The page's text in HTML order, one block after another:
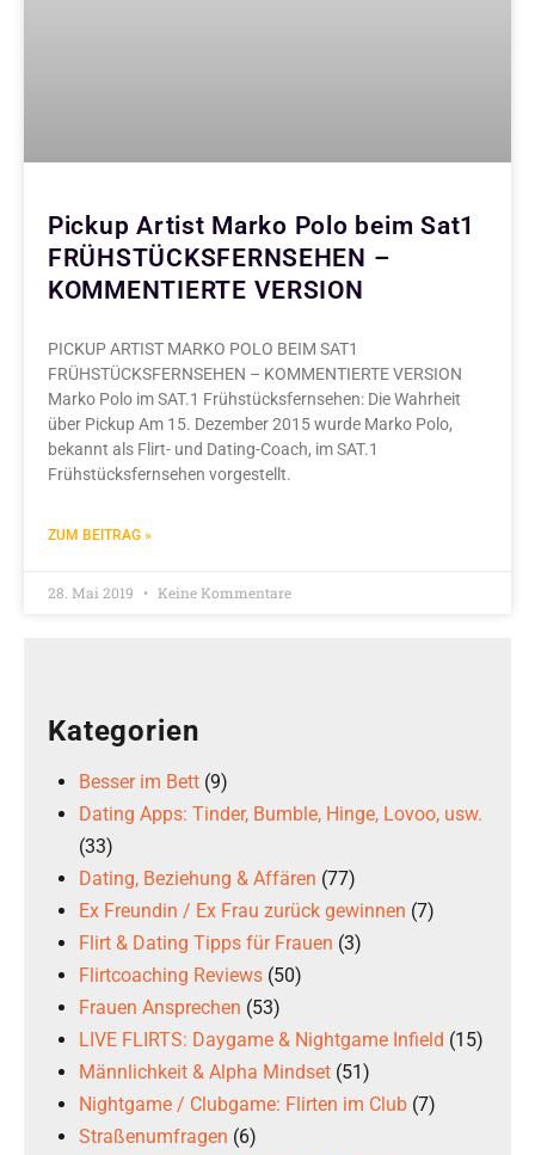
Pickup Artist Marko Polo beim Sat1
FRÜHSTÜCKSFERNSEHEN –
KOMMENTIERTE VERSION
PICKUP ARTIST MARKO POLO BEIM SAT1
FRÜHSTÜCKSFERNSEHEN – KOMMENTIERTE VERSION
Marko Polo im SAT.1 Frühstücksfernsehen: Die Wahrheit
über Pickup Am 15. Dezember 2015 wurde Marko Polo,
bekannt als Flirt- und Dating-Coach, im SAT.1
Frühstücksfernsehen vorgestellt.
ZUM BEITRAG »
28. Mai 2019 Keine Kommentare
Kategorien
Besser im Bett (9)
Dating Apps: Tinder, Bumble, Hinge, Lovoo, usw.
(33)
Dating, Beziehung & Affären (77)
Ex Freundin / Ex Frau zurück gewinnen (7)
Flirt & Dating Tipps für Frauen (3)
Flirtcoaching Reviews (50)
Frauen Ansprechen (53)
LIVE FLIRTS: Daygame & Nightgame Infield (15)
Männlichkeit & Alpha Mindset (51)
Nightgame / Clubgame: Flirten im Club (7)
Straßenumfragen (6)